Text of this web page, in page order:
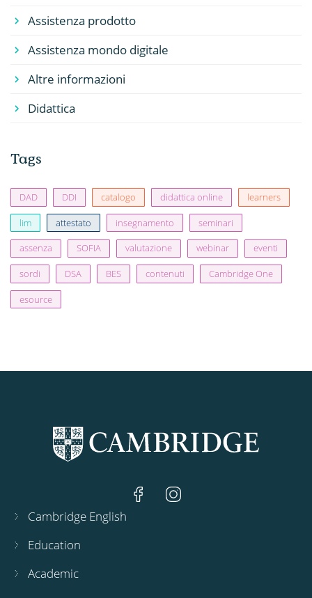
Assistenza prodotto
Assistenza mondo digitale
Altre informazioni
Didattica
Tags
DAD DDI catalogo didattica online learners
lim attestato insegnamento seminari
assenza SOFIA valutazione webinar eventi
sordi DSA BES contenuti Cambridge One
esource
Cambridge English
Education
Academic